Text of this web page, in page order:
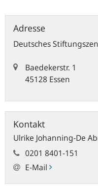
Adresse
Deutsches
Baedekerstr. 1
45128 Essen
Kontakt
Ulrike Johanning-De
0201 8401-151
E-Mail